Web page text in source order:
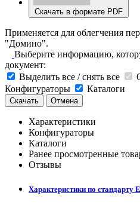
Скачать в формате PDF
Применяется для облегчения
"Домино".
Выберите информацию,
документ:
Выделить все / снять все
Конфигураторы
Каталоги
Скачать Отмена
Характеристики
Конфигураторы
Каталоги
Ранее просмотренные
Отзывы
Характеристики по стандарту